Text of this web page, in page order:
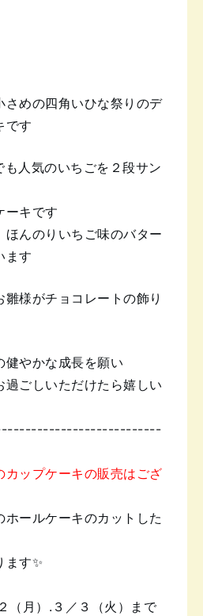
さめの四角いひな祭りのデ
です
人気のいちごを２段サン
ーキです
ほんのりいちご味のバター
ます
雛様がチョコレートの飾り
健やかな成長を願い
過ごしいただけたら嬉しい
カップケーキの販売は ござ
ールケーキのカットした
ます✨
（月）.３／３（火）まで